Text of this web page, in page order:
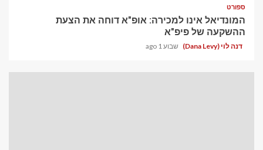
ספורט
המונדיאל אינו למכירה: אופ"א דוחה את הצעת
ההשקעה של פיפ"א
דנה לוי (Dana Levy) שבוע 1 ago